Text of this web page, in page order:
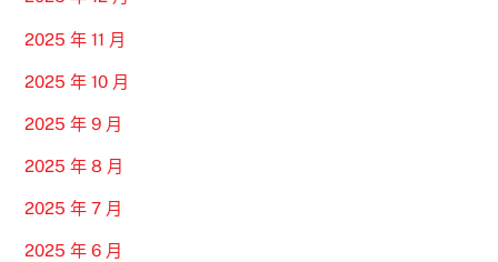
2025 年 11 月
2025 年 10 月
2025 年 9 月
2025 年 8 月
2025 年 7 月
2025 年 6 月